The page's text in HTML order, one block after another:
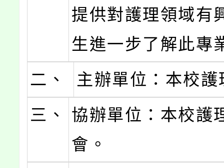
提供對護理領域有
生進一步了解此專
二、
主辦單位：本校護
三、
協辦單位：本校護
會。